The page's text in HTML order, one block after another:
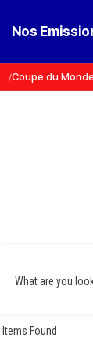
Nos
Coupe du
What are you
Items Found